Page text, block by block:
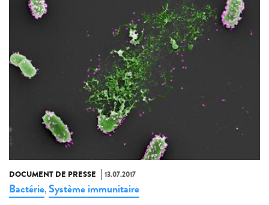
DOCUMENT DE PRESSE 13.07.2017
Bactérie,Système immunitaire